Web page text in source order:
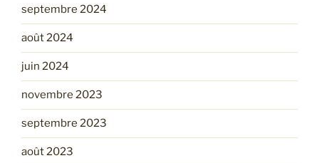
septembre 2024
août 2024
juin 2024
novembre 2023
septembre 2023
août 2023